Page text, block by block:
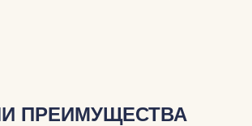
ПРЕИМУЩЕСТВА